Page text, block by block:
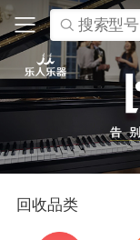
搜索型号
回收品类